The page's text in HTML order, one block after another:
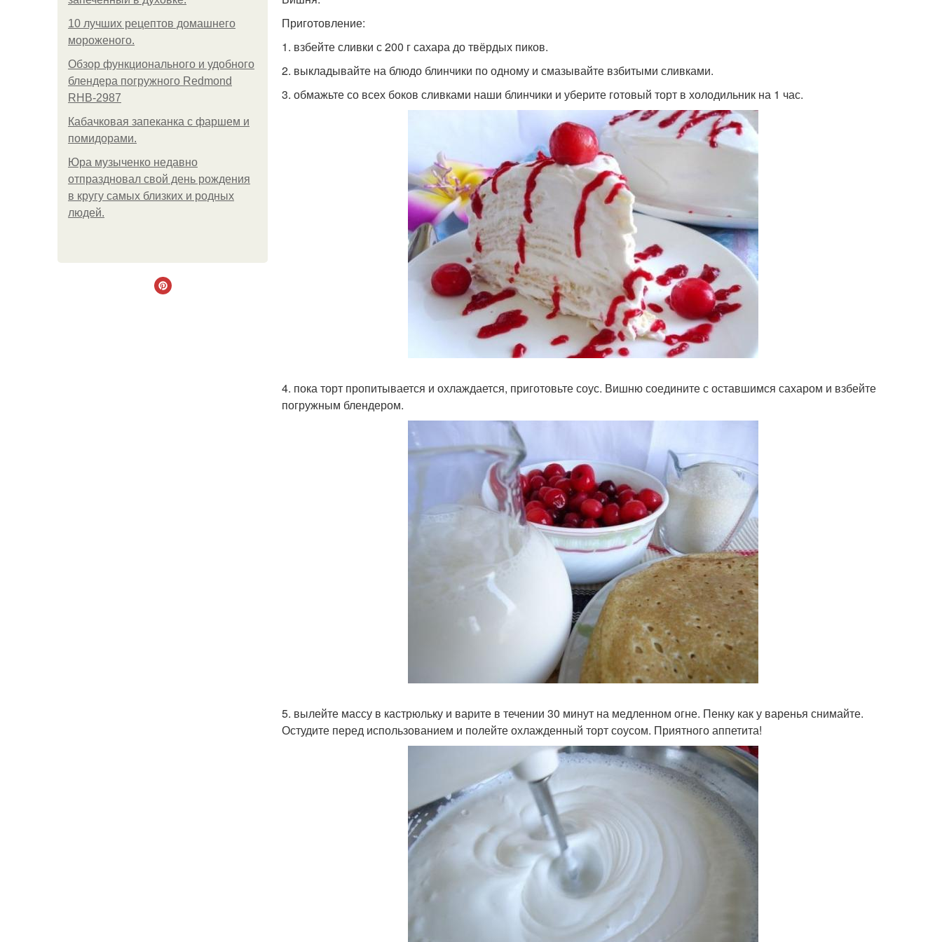
10 лучших рецептов домашнего
мороженого.
Обзор функционального и удобного
блендера погружного Redmond
RHB-2987
Кабачковая запеканка с фаршем и
помидорами.
Юра музыченко недавно
отпраздновал свой день рождения
в кругу самых близких и родных
людей.
Приготовление:
1. взбейте сливки с 200 г сахара до твёрдых пиков.
2. выкладывайте на блюдо блинчики по одному и смазывайте взбитыми сливками.
3. обмажьте со всех боков сливками наши блинчики и уберите готовый торт в холодильник на 1 час.
4. пока торт пропитывается и охлаждается, приготовьте соус. Вишню соедините с оставшимся сахаром и взбейте
погружным блендером.
5. вылейте массу в кастрюльку и варите в течении 30 минут на медленном огне. Пенку как у варенья снимайте.
Остудите перед использованием и полейте охлажденный торт соусом. Приятного аппетита!